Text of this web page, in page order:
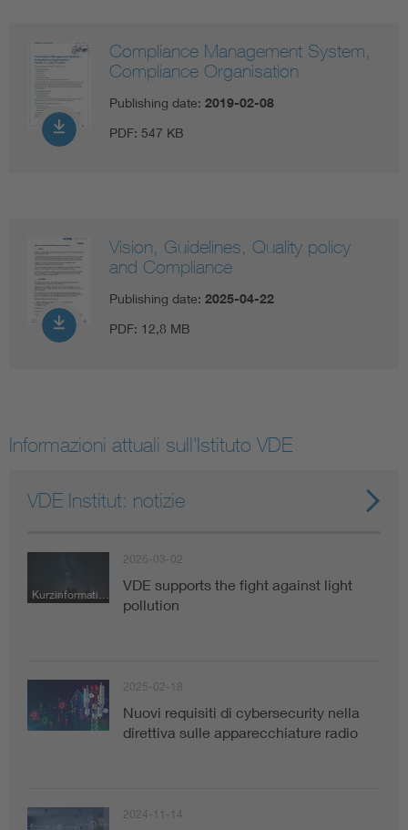
Compliance Management System,
Compliance Organisation
Publishing date: 2019-02-08
PDF: 547 KB
Vision, Guidelines, Quality policy
and Compliance
Publishing date: 2025-04-22
PDF: 12,8 MB
Informazioni attuali sull'Istituto VDE
VDE Institut: notizie
Kurzinformation
2026-03-02
VDE supports the fight against light
pollution
2025-02-18
Nuovi requisiti di cybersecurity nella
direttiva sulle apparecchiature radio
2024-11-14